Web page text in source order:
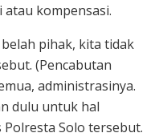
kompensasi.
pihak, kita tidak
(Pencabutan
administrasinya.
dulu untuk hal
Solo tersebut.